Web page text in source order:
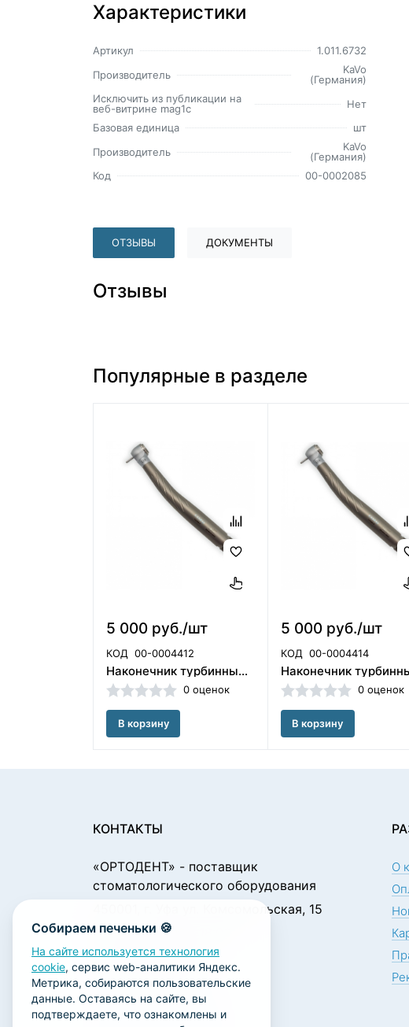
Характеристики
Артикул
1.011.6732
Производитель
KaVo
(Германия)
Исключить из публикации на
веб-витрине mag1c
Нет
Базовая единица
шт
Производитель
KaVo
(Германия)
Код
00-0002085
ОТЗЫВЫ ДОКУМЕНТЫ
Отзывы
Популярные в разделе
5 000 руб./шт
КОД 00-0004412
Наконечник турбинный CX308-A ортопедическая головка(40101854)
0 оценок
В корзину
5 000 руб./шт
КОД 00-0004414
0 оценок
В корзину
Собираем печеньки 🍪
На сайте используется технология
cookie, сервис web-аналитики Яндекс.
Метрика, собираются пользовательские
данные. Оставаясь на сайте, вы
подтверждаете, что ознакомлены и
КОНТАКТЫ
«ОРТОДЕНТ» - поставщик
стоматологического оборудования
450001, г. Уфа ул. Комсомольская, 15
Пн. - Чт.: 09:00 - 18:00
Пт.: 09:00 - 17:00
Сб., Вс.: выходной
ortodent@yandex.ru
+7 (347) 212-00-15
О